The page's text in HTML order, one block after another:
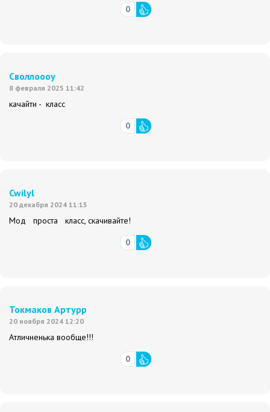
0
Своллоооу
8 февраля 2025 11:42
качайти - класс
0
Cwilyl
20 декабря 2024 11:15
Мод проста класс, скачивайте!
0
Токмаков Артурр
20 ноября 2024 12:20
Атличненька вообще!!!
0